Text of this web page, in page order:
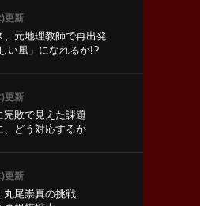
更新
、元地理教師で再出発
い風」になれるか!?
更新
完敗で見えた課題
、どう対応するか
更新
丸尾崇真の挑戦